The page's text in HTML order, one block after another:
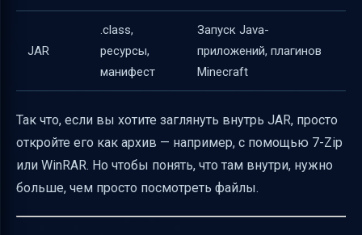
Какие знания Java полезно иметь
Сигналы, что локализация выполнима или
Практический пример: как найти и
Таблица: основные инструменты для
работы с JAR Minecraft
Заключение
Полезные ссылки
JAR
.class,
ресурсы,
манифест
Запуск Java-
приложений, плагинов
Minecraft
Так что, если вы хотите заглянуть внутрь JAR, просто
откройте его как архив — например, с помощью 7-Zip
или WinRAR. Но чтобы понять, что там внутри, нужно
больше, чем просто посмотреть файлы.